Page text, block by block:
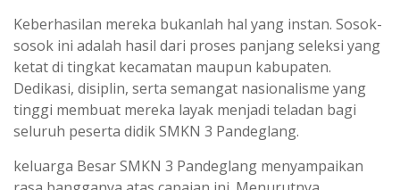
Keberhasilan mereka bukanlah hal yang instan. Sosok-
sosok ini adalah hasil dari proses panjang seleksi yang
ketat di tingkat kecamatan maupun kabupaten.
Dedikasi, disiplin, serta semangat nasionalisme yang
tinggi membuat mereka layak menjadi teladan bagi
seluruh peserta didik SMKN 3 Pandeglang.
keluarga Besar SMKN 3 Pandeglang menyampaikan